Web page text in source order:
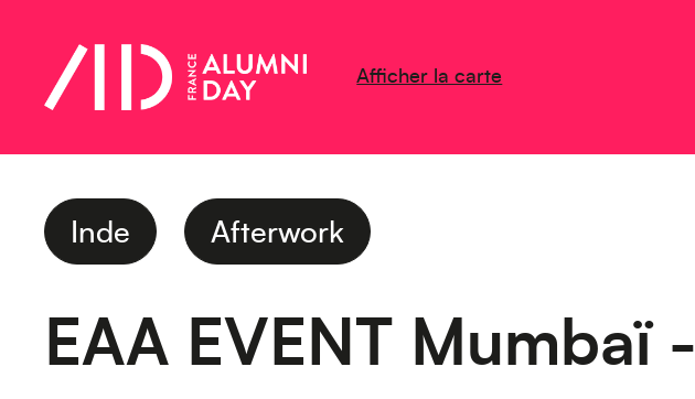
Afficher la carte
Inde Afterwork
EAA EVENT Mumbaï -